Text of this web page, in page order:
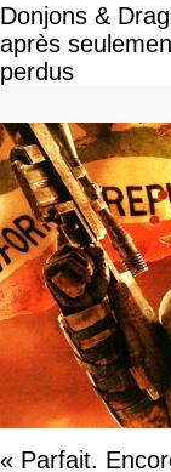
Donjons &
après
perdus
« Parfait.